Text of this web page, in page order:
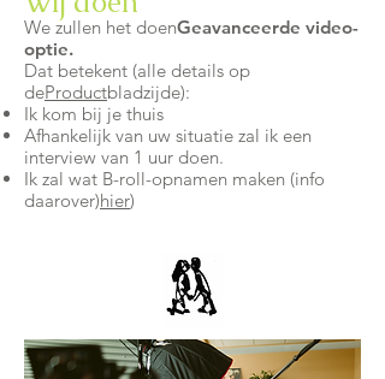
We zullen het doenGeavanceerde video-
optie.
Dat betekent (alle details op
deProductbladzijde):
Ik kom bij je thuis
Afhankelijk van uw situatie zal ik een
interview van 1 uur doen.
Ik zal wat B-roll-opnamen maken (info
daarover)hier)